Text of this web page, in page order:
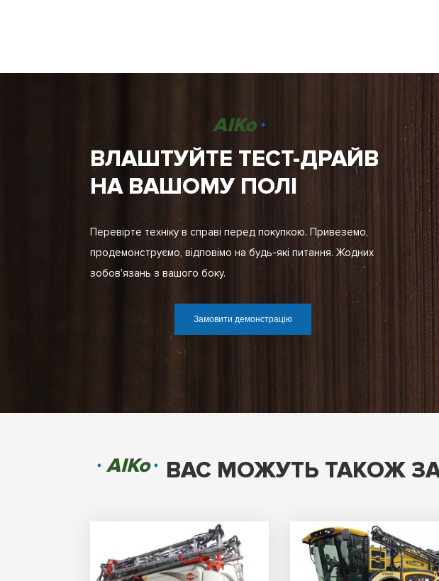
AIKo
ВЛАШТУЙТЕ ТЕСТ-ДРАЙВ
НА ВАШОМУ ПОЛІ
Перевірте техніку в справі перед покупкою. Привеземо,
продемонструємо, відповімо на будь-які питання. Жодних
зобов'язань з вашого боку.
Замовити демонстрацію
AIKo ВАС МОЖУТЬ ТАКОЖ